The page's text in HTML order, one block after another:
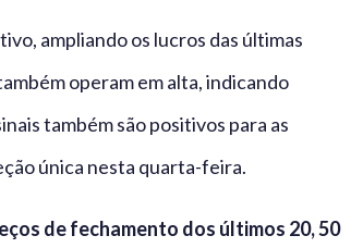
ampliando os lucros das últimas
operam em alta, indicando
também são positivos para as
única nesta quarta-feira.
de fechamento dos últimos 20, 50